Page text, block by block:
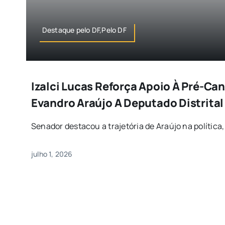
Destaque pelo DF,Pelo DF
Izalci Lucas Reforça Apoio À Pré-
Evandro Araújo A Deputado Distrital
Senador destacou a trajetória de Araújo na
julho 1, 2026